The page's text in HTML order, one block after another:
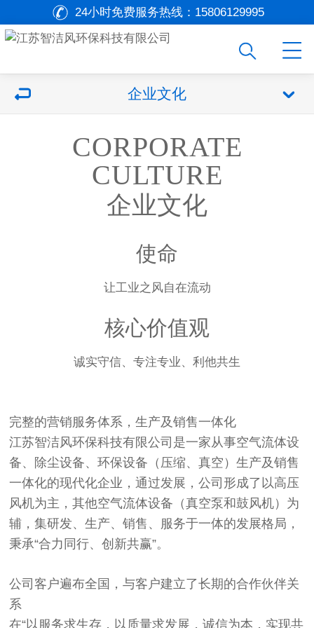
24小时免费服务热线： 15806129995
企业文化
CORPORATE
CULTURE
企业文化
使命
让工业之风自在流动
核心价值观
诚实守信、专注专业、利他共生
完整的营销服务体系，生产及销售一体化
江苏智洁风环保科技有限公司是一家从事空气流体设
备、除尘设备、环保设备（压缩、真空）生产及销售
一体化的现代化企业，通过发展，公司形成了以高压
风机为主，其他空气流体设备（真空泵和鼓风机）为
辅，集研发、生产、销售、服务于一体的发展格局，
秉承“合力同行、创新共赢”。
公司客户遍布全国，与客户建立了长期的合作伙伴关
系
在“以服务求生存，以质量求发展，诚信为本，实现共